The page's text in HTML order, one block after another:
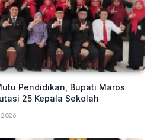
Pendidikan, Bupati Maros
25 Kepala Sekolah
2026